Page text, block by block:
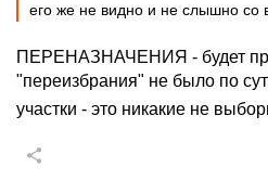
его же не видно и не слышно со
ПЕРЕНАЗНАЧЕНИЯ - будет
"переизбрания" не было по
участки - это никакие не